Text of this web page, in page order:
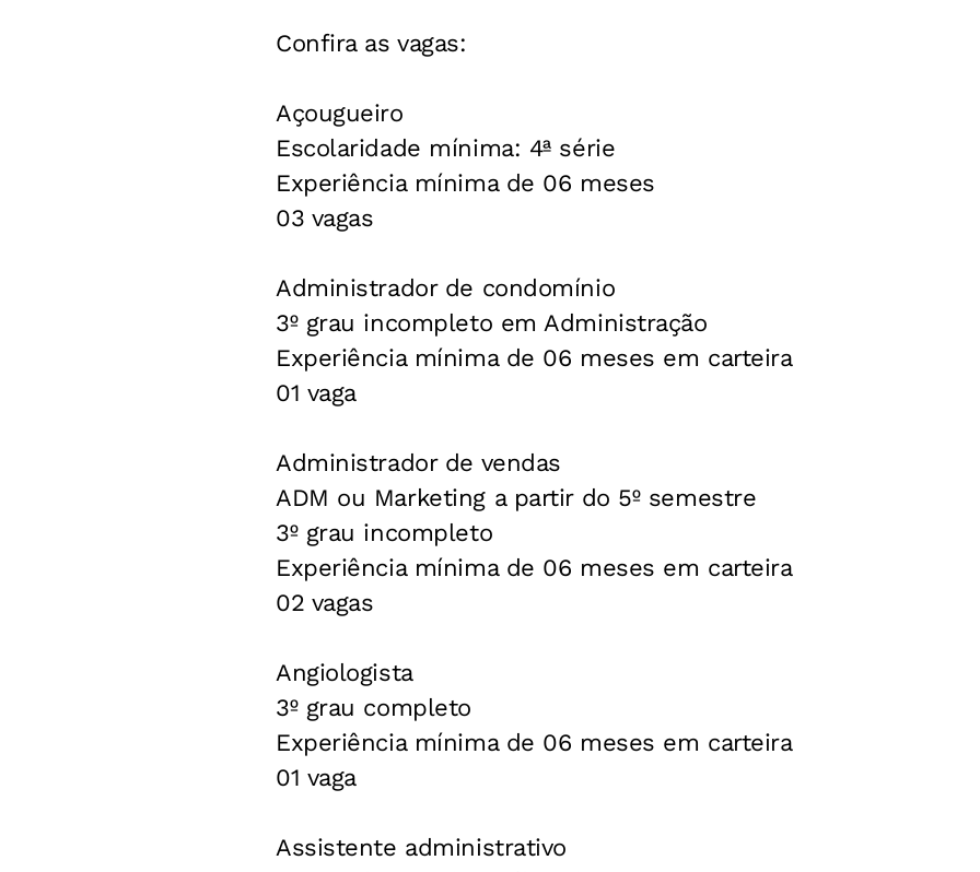
Confira as vagas:
Açougueiro
Escolaridade mínima: 4ª série
Experiência mínima de 06 meses
03 vagas
Administrador de condomínio
3º grau incompleto em Administração
Experiência mínima de 06 meses em carteira
01 vaga
Administrador de vendas
ADM ou Marketing a partir do 5º semestre
3º grau incompleto
Experiência mínima de 06 meses em carteira
02 vagas
Angiologista
3º grau completo
Experiência mínima de 06 meses em carteira
01 vaga
Assistente administrativo